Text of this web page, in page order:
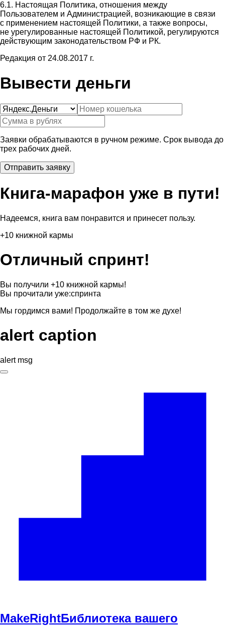
6.1. Настоящая Политика, отношения между
Пользователем и Администрацией, возникающие в связи
с применением настоящей Политики, а также вопросы,
не урегулированные настоящей Политикой, регулируются
действующим законодательством РФ и РК.
Редакция от 24.08.2017 г.
Вывести деньги
Заявки обрабатываются в ручном режиме. Срок вывода до
трех рабочих дней.
Книга-марафон уже в пути!
Надеемся, книга вам понравится и принесет пользу.
+10 книжной кармы
Отличный спринт!
Вы получили +10 книжной кармы!
Вы прочитали уже:спринта
Мы гордимся вами! Продолжайте в том же духе!
alert caption
alert msg
MakeRightБиблиотека вашего